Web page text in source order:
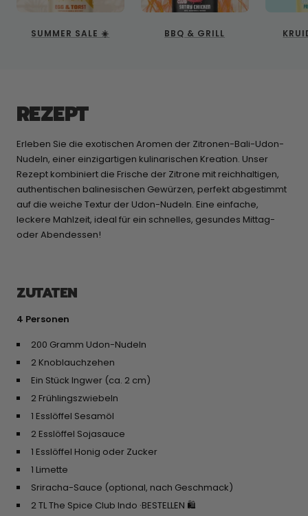
SUMMER SALE ☀️ BBQ & GRILL
REZEPT
Erleben Sie die exotischen Aromen der Zitronen-Bali-Udon-
Nudeln, einer einzigartigen kulinarischen Kreation. Unser
Rezept kombiniert die Frische der Zitrone mit reichhaltigen,
authentischen balinesischen Gewürzen, perfekt abgestimmt
auf die weiche Textur der Udon-Nudeln. Eine einfache,
leckere Mahlzeit, ideal für ein schnelles, gesundes Mittag-
oder Abendessen!
ZUTATEN
4 Personen
200 Gramm Udon-Nudeln
2 Knoblauchzehen
Ein Stück Ingwer (ca. 2 cm)
2 Frühlingszwiebeln
1 Esslöffel Sesamöl
2 Esslöffel Sojasauce
1 Esslöffel Honig oder Zucker
1 Limette
Sriracha-Sauce (optional, nach Geschmack)
2 TL The Spice Club Indo ·BESTELLEN 🛍️